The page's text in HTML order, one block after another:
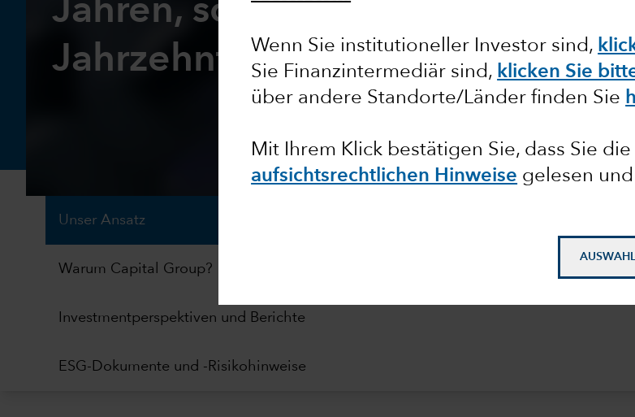
Wenn Sie institutioneller Investor sind,
Sie Finanzintermediär sind, klicken Sie
über andere Standorte/Länder finden Sie
Mit Ihrem Klick bestätigen Sie, dass Sie die
aufsichtsrechtlichen Hinweise gelesen
Jahren, sondern in
Jahrzehnten denkt
Unser Ansatz
Warum Capital Group?
Investmentperspektiven und Berichte
ESG-Dokumente und -Risikohinweise